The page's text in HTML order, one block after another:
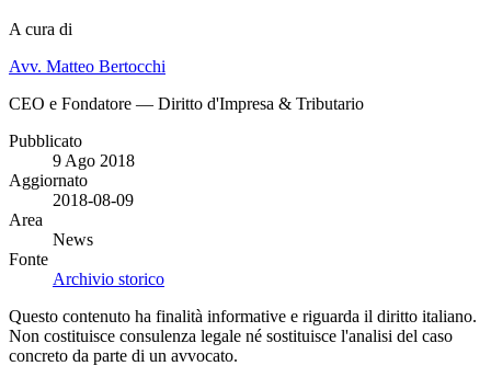
A cura di
Avv. Matteo Bertocchi
CEO e Fondatore — Diritto d'Impresa & Tributario
Pubblicato
9 Ago 2018
Aggiornato
2018-08-09
Area
News
Fonte
Archivio storico
Questo contenuto ha finalità informative e riguarda il diritto italiano.
Non costituisce consulenza legale né sostituisce l'analisi del caso
concreto da parte di un avvocato.